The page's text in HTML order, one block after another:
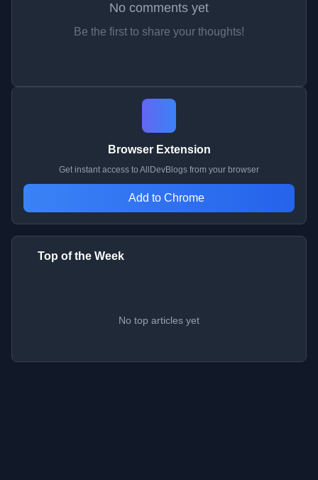
No comments yet
Be the first to share your thoughts!
Browser Extension
Get instant access to AllDevBlogs from your browser
Add to Chrome
Top of the Week
No top articles yet